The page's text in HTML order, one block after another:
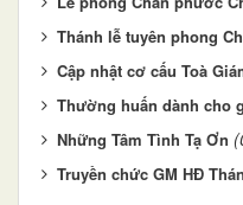
Thánh lễ tuyên phong
Cập nhật cơ cấu Toà
Thường huấn dành cho
Những Tâm Tình Tạ Ơn
Truyền chức GM HĐ